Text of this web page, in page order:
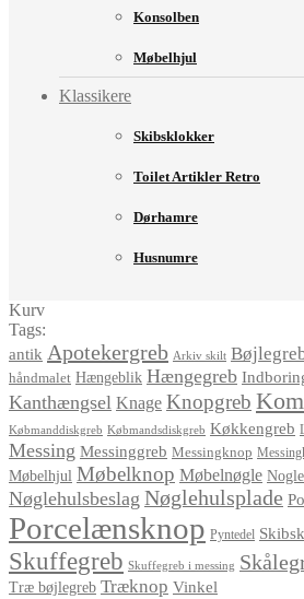
Konsolben
Møbelhjul
Klassikere
Skibsklokker
Toilet Artikler Retro
Dørhamre
Husnumre
Kurv
Tags:
antik Apotekergreb Arkiv skilt
håndmalet Hængeblik Hængegreb
Kanthængsel Knage Knopgreb
Købmanddiskgreb Købmandsdiskgreb Køkkengreb
Messing Messinggreb Messingknop
Møbelhjul Møbelknop Møbelnøgle
Nøglehulsbeslag Nøglehulsplade
Porcelænsknop Pyntedel
Skuffegreb Skuffegreb i messing
Træ bøjlegreb Træknop Vinkel